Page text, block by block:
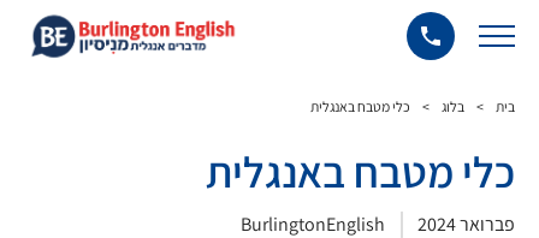
בית > בלוג > כלי מטבח באנגלית
כלי מטבח באנגלית
פברואר 2024 BurlingtonEnglish